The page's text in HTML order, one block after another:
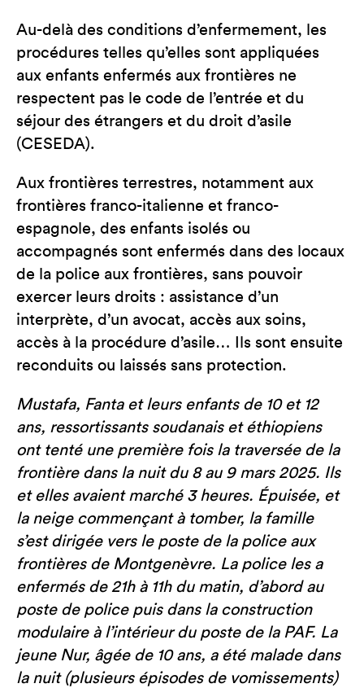
Au-delà des conditions d’enfermement, les
procédures telles qu’elles sont appliquées
aux enfants enfermés aux frontières ne
respectent pas le code de l’entrée et du
séjour des étrangers et du droit d’asile
(CESEDA).
Aux frontières terrestres, notamment aux
frontières franco-italienne et franco-
espagnole, des enfants isolés ou
accompagnés sont enfermés dans des locaux
de la police aux frontières, sans pouvoir
exercer leurs droits : assistance d’un
interprète, d’un avocat, accès aux soins,
accès à la procédure d’asile… Ils sont ensuite
reconduits ou laissés sans protection.
Mustafa, Fanta et leurs enfants de 10 et 12
ans, ressortissants soudanais et éthiopiens
ont tenté une première fois la traversée de la
frontière dans la nuit du 8 au 9 mars 2025. Ils
et elles avaient marché 3 heures. Épuisée, et
la neige commençant à tomber, la famille
s’est dirigée vers le poste de la police aux
frontières de Montgenèvre. La police les a
enfermés de 21h à 11h du matin, d’abord au
poste de police puis dans la construction
modulaire à l’intérieur du poste de la PAF. La
jeune Nur, âgée de 10 ans, a été malade dans
la nuit (plusieurs épisodes de vomissements)